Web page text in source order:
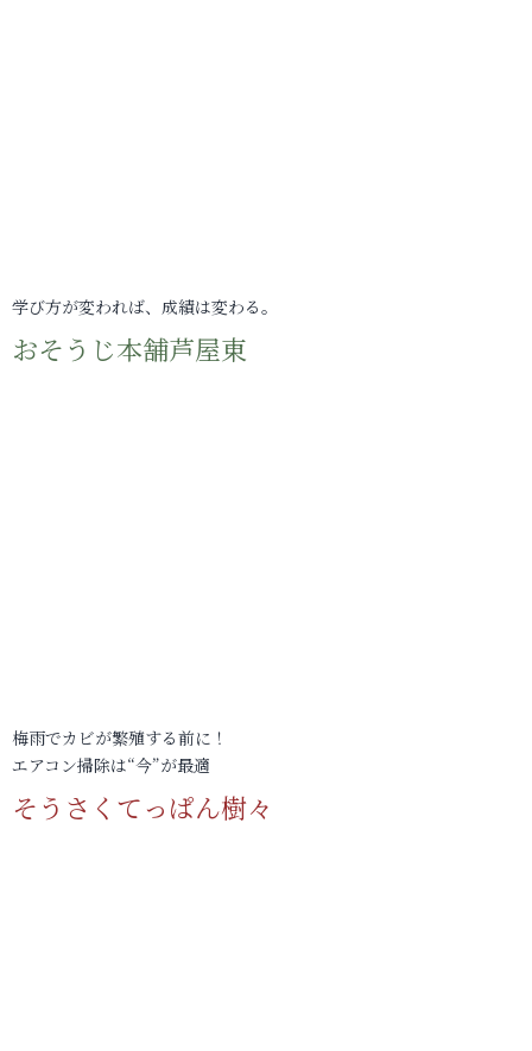
学び方が変われば、成績は変わる。
おそうじ本舗芦屋東
梅雨でカビが繁殖する前に！
エアコン掃除は“今”が最適
そうさくてっぱん樹々